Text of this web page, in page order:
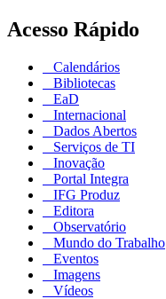
Acesso Rápido
Calendários
Bibliotecas
EaD
Internacional
Dados Abertos
Serviços de TI
Inovação
Portal Integra
IFG Produz
Editora
Observatório
Mundo do Trabalho
Eventos
Imagens
Vídeos